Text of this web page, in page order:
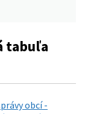
tabuľa
obcí -